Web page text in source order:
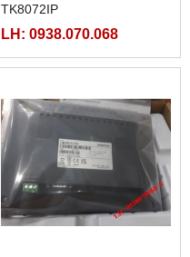
TK8072IP
LH: 0938.070.068